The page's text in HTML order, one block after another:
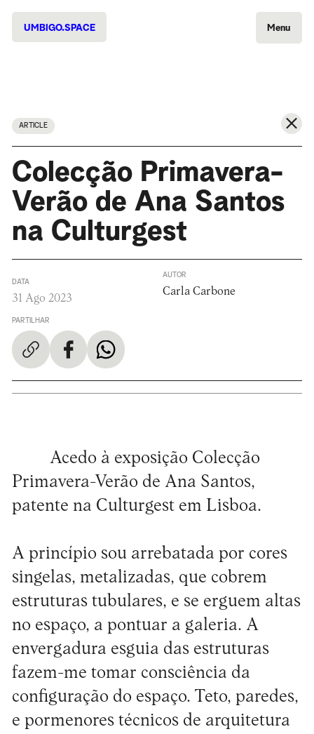
UMBIGO.SPACE Menu
ARTICLE
Colecção Primavera-
Verão de Ana Santos
na Culturgest
DATA
31 Ago 2023
PARTILHAR
AUTOR
Carla Carbone
Acedo à exposição Colecção
Primavera-Verão de Ana Santos,
patente na Culturgest em Lisboa.
A princípio sou arrebatada por cores
singelas, metalizadas, que cobrem
estruturas tubulares, e se erguem altas
no espaço, a pontuar a galeria. A
envergadura esguia das estruturas
fazem-me tomar consciência da
configuração do espaço. Teto, paredes,
e pormenores técnicos de arquitetura